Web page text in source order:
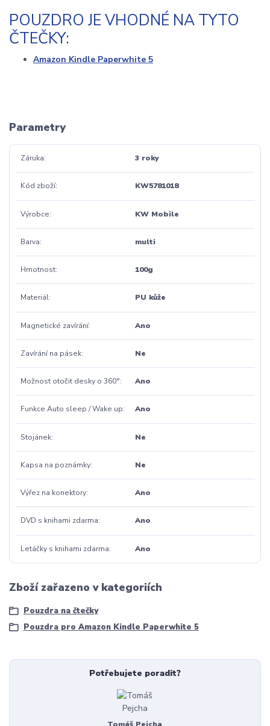
POUZDRO JE VHODNÉ NA TYTO
ČTEČKY:
Amazon Kindle Paperwhite 5
Parametry
Záruka 3 roky
Kód zboží KW5781018
Výrobce KW Mobile
Barva multi
Hmotnost 100g
Materiál PU kůže
Magnetické zavírání Ano
Zavírání na pásek Ne
Možnost otočit desky o 360° Ano
Funkce Auto sleep / Wake up Ano
Stojánek Ne
Kapsa na poznámky Ne
Výřez na konektory Ano
DVD s knihami zdarma Ano
Letáčky s knihami zdarma Ano
Zboží zařazeno v kategoriích
Pouzdra na čtečky
Pouzdra pro Amazon Kindle Paperwhite 5
Potřebujete poradit?
Tomáš Pejcha